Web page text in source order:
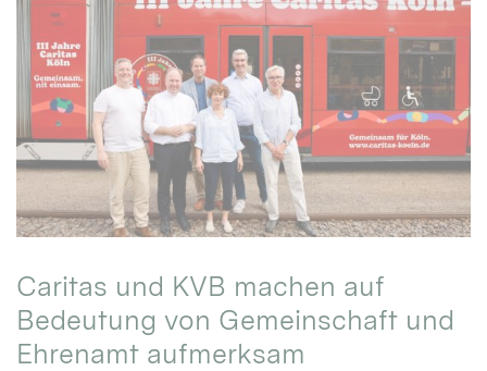
Caritas und KVB machen auf
Bedeutung von Gemeinschaft und
Ehrenamt aufmerksam